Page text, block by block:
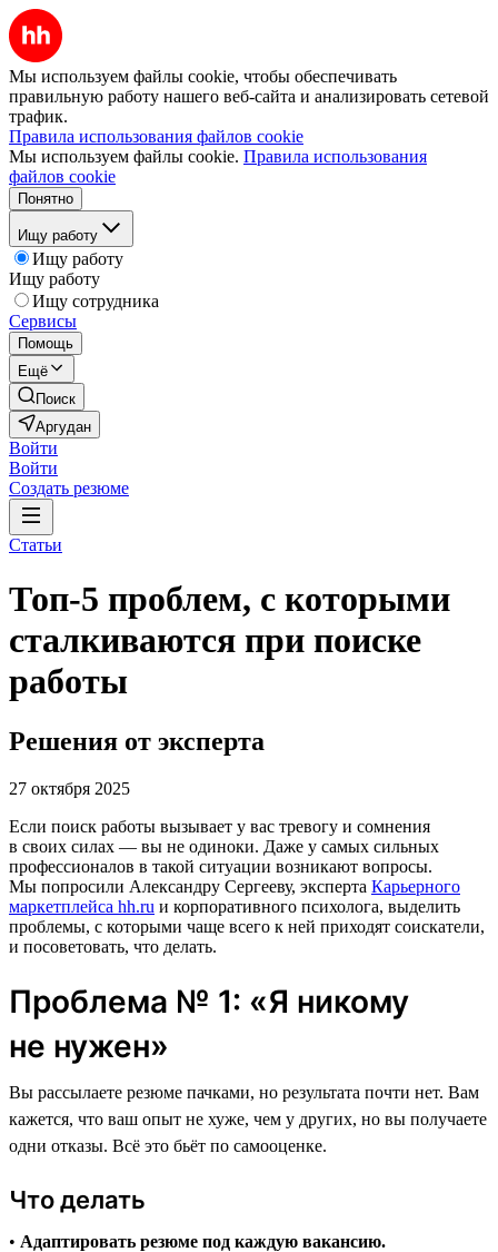
Мы используем файлы cookie, чтобы обеспечивать
правильную работу нашего веб-сайта и анализировать сетевой
трафик.
Правила использования файлов cookie
Мы используем файлы cookie. Правила использования
файлов cookie
Понятно
Ищу работу
Ищу работу
Ищу работу
Ищу сотрудника
Сервисы
Помощь
Ещё
Поиск
Аргудан
Войти
Войти
Создать резюме
Статьи
Топ-5 проблем, с которыми
сталкиваются при поиске
работы
Решения от эксперта
27 октября 2025
Если поиск работы вызывает у вас тревогу и сомнения
в своих силах ― вы не одиноки. Даже у самых сильных
профессионалов в такой ситуации возникают вопросы.
Мы попросили Александру Сергееву, эксперта Карьерного
маркетплейса hh.ru и корпоративного психолога, выделить
проблемы, с которыми чаще всего к ней приходят соискатели,
и посоветовать, что делать.
Проблема № 1: «Я никому
не нужен»
Вы рассылаете резюме пачками, но результата почти нет. Вам
кажется, что ваш опыт не хуже, чем у других, но вы получаете
одни отказы. Всё это бьёт по самооценке.
Что делать
• Адаптировать резюме под каждую вакансию.